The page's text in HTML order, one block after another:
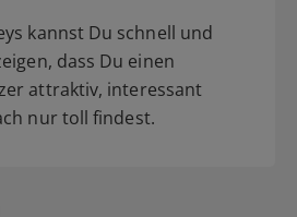
kannst Du schnell und
dass Du einen
attraktiv, interessant
nur toll findest.